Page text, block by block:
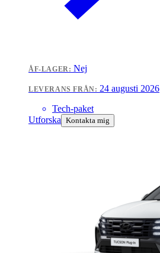
ÅF-LAGER: Nej
LEVERANS FRÅN: 24 augusti 2026
Tech-paket
Utforska Kontakta mig